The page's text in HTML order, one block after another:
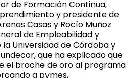
de Formación Continua,
y presidente de
Casas y Rocío Muñoz
de Empleabilidad y
Universidad de Córdoba y
que ha explicado que
el broche de oro al programa
a pymes,